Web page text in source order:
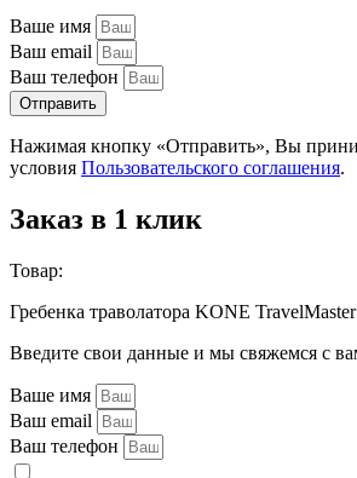
Ваше имя
Ваш email
Ваш телефон
Отправить
Нажимая кнопку «Отправить», Вы
условия Пользовательского соглашения.
Заказ в 1 клик
Товар:
Гребенка траволатора KONE
Введите свои данные и мы свяжемся с
Ваше имя
Ваш email
Ваш телефон